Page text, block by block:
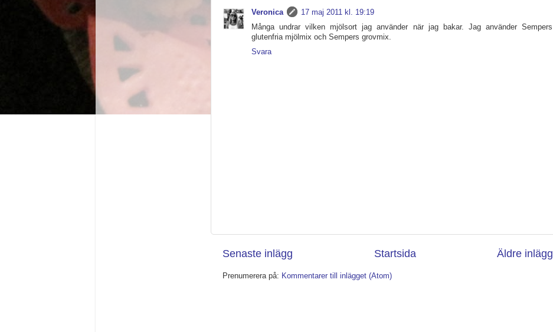
Veronica
17 maj 2011 kl. 19:19
Många undrar vilken mjölsort jag använder när jag bakar. Jag använder Sempers
glutenfria mjölmix och Sempers grovmix.
Svara
Senaste inlägg Äldre inlägg
Startsida
Prenumerera på: Kommentarer till inlägget (Atom)